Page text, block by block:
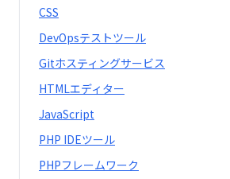
CSS
DevOpsテストツール
Gitホスティングサービス
HTMLエディター
JavaScript
PHP IDEツール
PHPフレームワーク